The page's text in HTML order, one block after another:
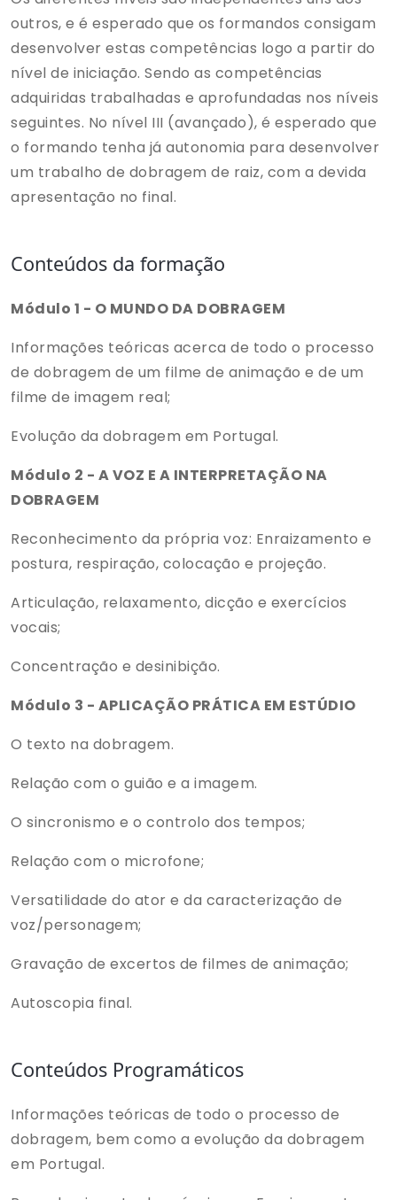
outros, e é esperado que os formandos consigam
desenvolver estas competências logo a partir do
nível de iniciação. Sendo as competências
adquiridas trabalhadas e aprofundadas nos níveis
seguintes. No nível III (avançado), é esperado que
o formando tenha já autonomia para desenvolver
um trabalho de dobragem de raiz, com a devida
apresentação no final.
Conteúdos da formação
Módulo 1 - O MUNDO DA DOBRAGEM
Informações teóricas acerca de todo o processo
de dobragem de um filme de animação e de um
filme de imagem real;
Evolução da dobragem em Portugal.
Módulo 2 - A VOZ E A INTERPRETAÇÃO NA
DOBRAGEM
Reconhecimento da própria voz: Enraizamento e
postura, respiração, colocação e projeção.
Articulação, relaxamento, dicção e exercícios
vocais;
Concentração e desinibição.
Módulo 3 - APLICAÇÃO PRÁTICA EM ESTÚDIO
O texto na dobragem.
Relação com o guião e a imagem.
O sincronismo e o controlo dos tempos;
Relação com o microfone;
Versatilidade do ator e da caracterização de
voz/personagem;
Gravação de excertos de filmes de animação;
Autoscopia final.
Conteúdos Programáticos
Informações teóricas de todo o processo de
dobragem, bem como a evolução da dobragem
em Portugal.